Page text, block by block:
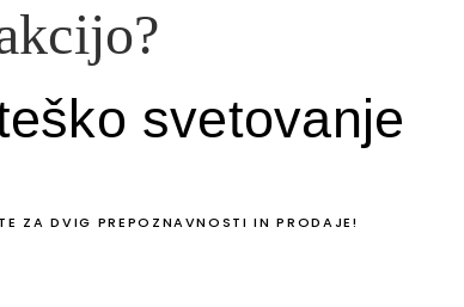
svetovanje
ZA DVIG PREPOZNAVNOSTI IN PRODAJE!